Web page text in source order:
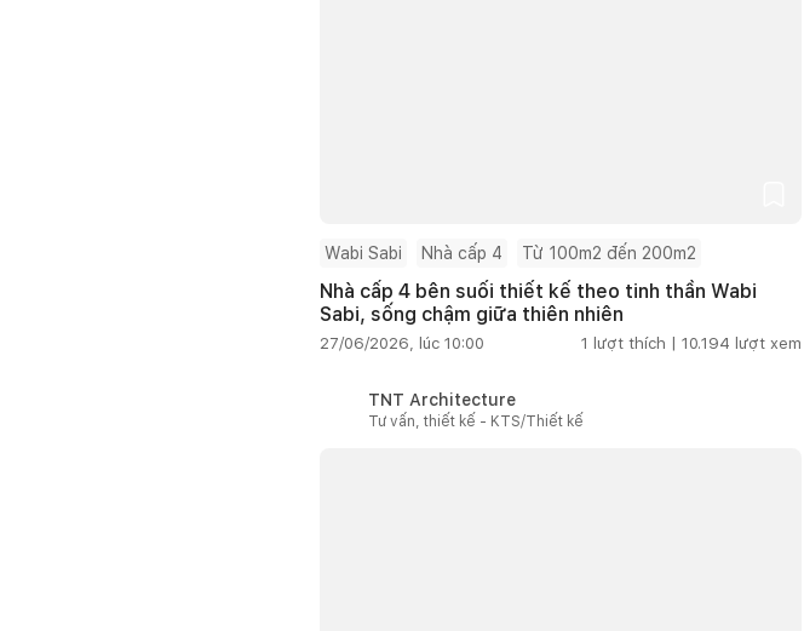
Wabi Sabi Nhà cấp 4 Từ 100m2 đến 200m2
Nhà cấp 4 bên suối thiết kế theo tinh thần Wabi
Sabi, sống chậm giữa thiên nhiên
27/06/2026, lúc 10:00 1 lượt thích | 10.194 lượt xem
TNT Architecture
Tư vấn, thiết kế - KTS/Thiết kế